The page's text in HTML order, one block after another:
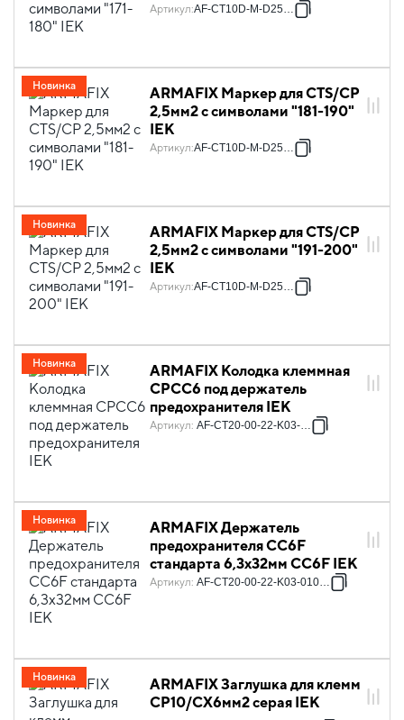
Артикул:AF-CT10D-M-D25-18
ARMAFIX Маркер для CTS/CP
2,5мм2 с символами "181-190"
IEK
Артикул:AF-CT10D-M-D25-19
Новинка
ARMAFIX Маркер для CTS/CP
2,5мм2 с символами "191-200"
IEK
Артикул:AF-CT10D-M-D25-20
Новинка
ARMAFIX Колодка клеммная
CPCC6 под держатель
предохранителя IEK
Артикул: AF-CT20-00-22-K03-010
Новинка
ARMAFIX Держатель
предохранителя CC6F
стандарта 6,3х32мм CC6F IEK
Артикул: AF-CT20-00-22-K03-010-DP
Новинка
ARMAFIX Заглушка для клемм
CP10/CX6мм2 серая IEK
Новинка